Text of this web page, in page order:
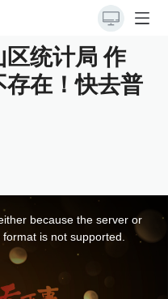
统计局 作
存在！快去普
because the server or
is not supported.